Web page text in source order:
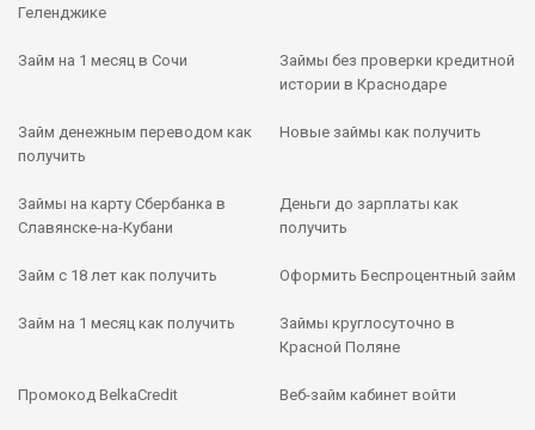
Геленджике
Займ на 1 месяц в Сочи
Займы без проверки кредитной
истории в Краснодаре
Займ денежным переводом как
получить
Новые займы как получить
Займы на карту Сбербанка в
Славянске-на-Кубани
Деньги до зарплаты как
получить
Займ с 18 лет как получить Оформить Беспроцентный займ
Займ на 1 месяц как получить
Займы круглосуточно в
Красной Поляне
Промокод BelkaCredit Веб-займ кабинет войти